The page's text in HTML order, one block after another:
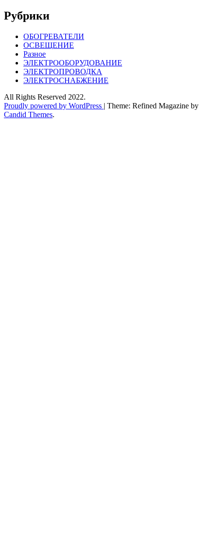
Рубрики
ОБОГРЕВАТЕЛИ
ОСВЕЩЕНИЕ
Разное
ЭЛЕКТРООБОРУДОВАНИЕ
ЭЛЕКТРОПРОВОДКА
ЭЛЕКТРОСНАБЖЕНИЕ
All Rights Reserved 2022.
Proudly powered by WordPress | Theme: Refined Magazine by
Candid Themes.